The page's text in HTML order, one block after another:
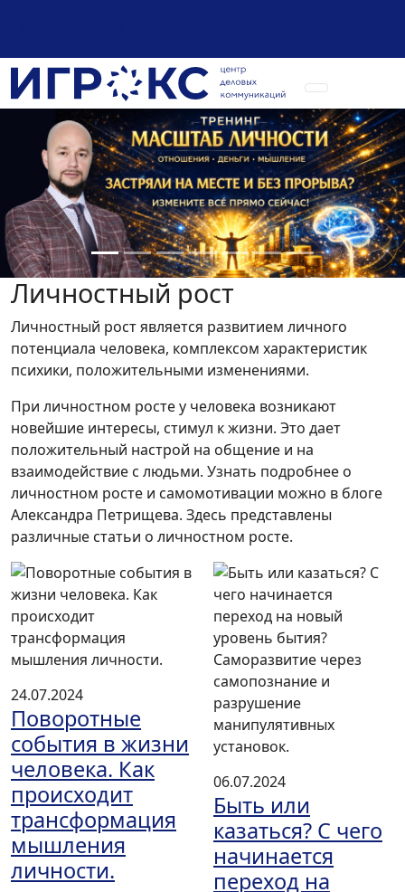
Личностный рост
Личностный рост является развитием личного
потенциала человека, комплексом характеристик
психики, положительными изменениями.
При личностном росте у человека возникают
новейшие интересы, стимул к жизни. Это дает
положительный настрой на общение и на
взаимодействие с людьми. Узнать подробнее о
личностном росте и самомотивации можно в блоге
Александра Петрищева. Здесь представлены
различные статьи о личностном росте.
24.07.2024
Поворотные
события в жизни
человека. Как
происходит
трансформация
мышления
личности.
06.07.2024
Быть или
казаться? С чего
начинается
переход на